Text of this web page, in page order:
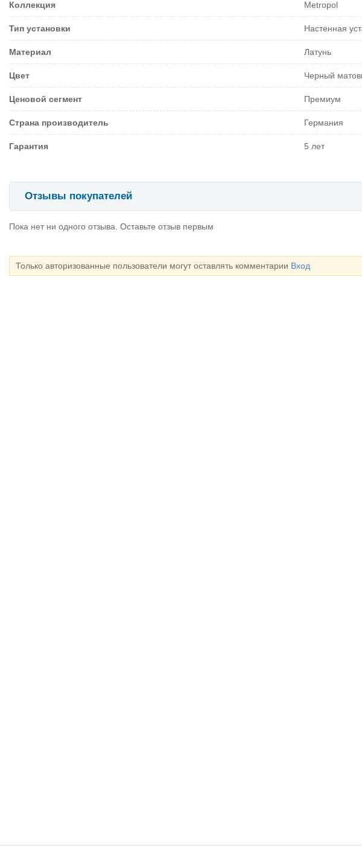
Коллекция Metropol
Тип установки Настенная
Материал Латунь
Цвет Черный
Ценовой сегмент Премиум
Страна производитель Германия
Гарантия 5 лет
Отзывы покупателей
Пока нет ни одного отзыва. Оставьте отзыв первым
Только авторизованные пользователи могут оставлять комментарии Вход